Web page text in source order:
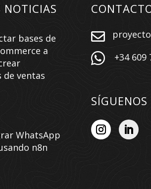
bases de
a
de ventas
WhatsApp
n8n

 +34 609
SÍGUENOS